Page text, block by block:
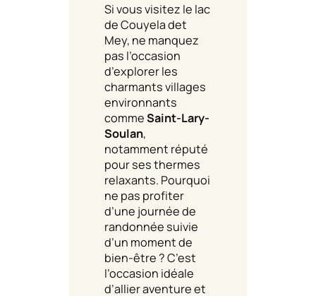
Si vous visitez le lac
de Couyela det
Mey, ne manquez
pas l’occasion
d’explorer les
charmants villages
environnants
commeSaint-Lary-
Soulan,
notamment réputé
pour ses thermes
relaxants. Pourquoi
ne pas profiter
d’une journée de
randonnée suivie
d’un moment de
bien-être ? C’est
l’occasion idéale
d’allier aventure et